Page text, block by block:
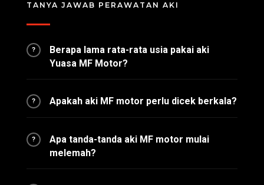
TANYA JAWAB PERAWATAN AKI
?
Berapa lama rata-rata usia pakai aki
Yuasa MF Motor?
? Apakah aki MF motor perlu dicek berkala?
?
Apa tanda-tanda aki MF motor mulai
melemah?